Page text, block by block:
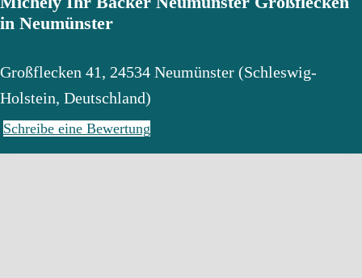
in Neumünster
Großflecken 41, 24534 Neumünster (Schleswig-
Holstein, Deutschland)
Schreibe eine Bewertung